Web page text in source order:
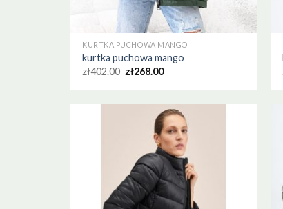
KURTKA PUCHOWA MANGO
kurtka puchowa mango
zł402.00 zł268.00